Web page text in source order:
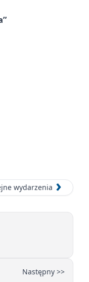
wydarzenia
Następny >>